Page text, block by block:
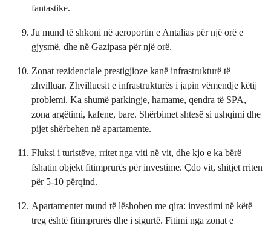
fantastike.
Ju mund të shkoni në aeroportin e Antalias për një orë e
gjysmë, dhe në Gazipasa për një orë.
Zonat rezidenciale prestigjioze kanë infrastrukturë të
zhvilluar. Zhvilluesit e infrastrukturës i japin vëmendje këtij
problemi. Ka shumë parkingje, hamame, qendra të SPA,
zona argëtimi, kafene, bare. Shërbimet shtesë si ushqimi dhe
pijet shërbehen në apartamente.
Fluksi i turistëve, rritet nga viti në vit, dhe kjo e ka bërë
fshatin objekt fitimprurës për investime. Çdo vit, shitjet rriten
për 5-10 përqind.
Apartamentet mund të lëshohen me qira: investimi në këtë
treg është fitimprurës dhe i sigurtë. Fitimi nga zonat e